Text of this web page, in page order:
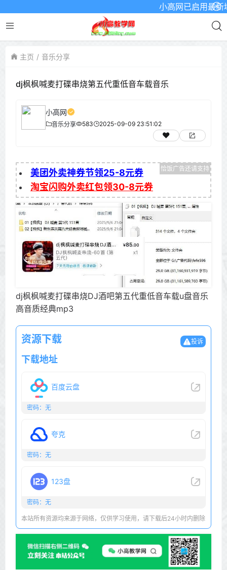
小高网已启用最新
主页 音乐分享
dj枫枫喊麦打碟串烧第五代重低音车载音乐
小高网
音乐分享 583 2025-09-09 23:51:02
美团外卖神券节领25-8元券
淘宝闪购外卖红包领30-8元券
dj枫枫喊麦打碟串烧DJ酒吧第五代重低音车载u盘音乐
高音质经典mp3
资源下载 投诉
下载地址
百度云盘
密码：无
夸克
密码：无
123盘
密码：无
本站所有资源均来源于网络，仅供学习使用，请下载后24小时内删除